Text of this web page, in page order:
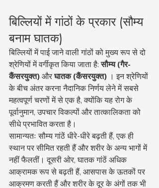
बिल्लियों में गांठों के प्रकार (सौम्य
बनाम घातक)
बिल्लियों में पाई जाने वाली गांठों को मुख्य रूप से दो
श्रेणियों में वर्गीकृत किया जाता है: सौम्य (गैर-
कैंसरयुक्त) और घातक (कैंसरयुक्त) । इन श्रेणियों
के बीच अंतर करना नैदानिक निर्णय लेने में सबसे
महत्वपूर्ण चरणों में से एक है, क्योंकि यह रोग के
पूर्वानुमान, उपचार विकल्पों और तात्कालिकता को
सीधे प्रभावित करता है।
सामान्यतः सौम्य गांठें धीरे-धीरे बढ़ती हैं, एक ही
स्थान पर सीमित रहती हैं और शरीर के अन्य भागों में
नहीं फैलतीं। दूसरी ओर, घातक गांठें अधिक
आक्रामक रूप से बढ़ती हैं, आसपास के ऊतकों पर
आक्रमण करती हैं और शरीर के दूर के अंगों तक भी